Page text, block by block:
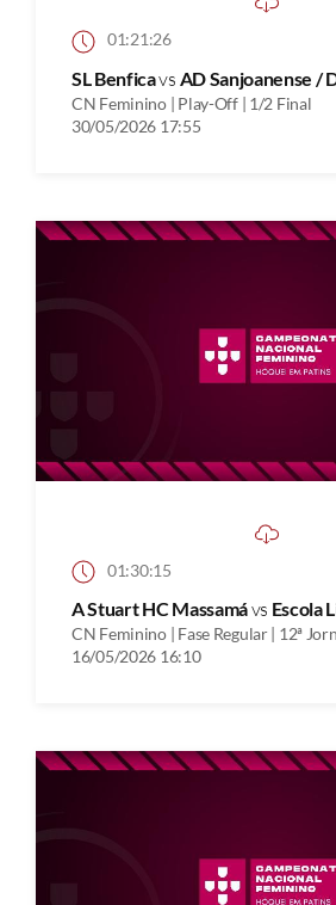
01:21:26
SL Benficavs AD Sanjoanense /
CN Feminino | Play-Off | 1/2 Final
30/05/2026 17:55
01:30:15
A Stuart HC Massamávs Escola
CN Feminino | Fase Regular | 12ª
16/05/2026 16:10